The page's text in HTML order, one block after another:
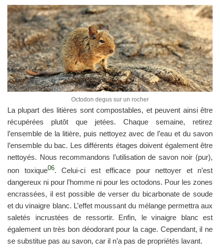
Octodon degus sur un rocher
La plupart des litières sont compostables, et peuvent ainsi être
récupérées plutôt que jetées. Chaque semaine, retirez
l’ensemble de la litière, puis nettoyez avec de l’eau et du savon
l’ensemble du bac. Les différents étages doivent également être
nettoyés. Nous recommandons l’utilisation de savon noir (pur),
non toxique06. Celui-ci est efficace pour nettoyer et n’est
dangereux ni pour l’homme ni pour les octodons. Pour les zones
encrassées, il est possible de verser du bicarbonate de soude
et du vinaigre blanc. L’effet moussant du mélange permettra aux
saletés incrustées de ressortir. Enfin, le vinaigre blanc est
également un très bon déodorant pour la cage. Cependant, il ne
se substitue pas au savon, car il n’a pas de propriétés lavant.